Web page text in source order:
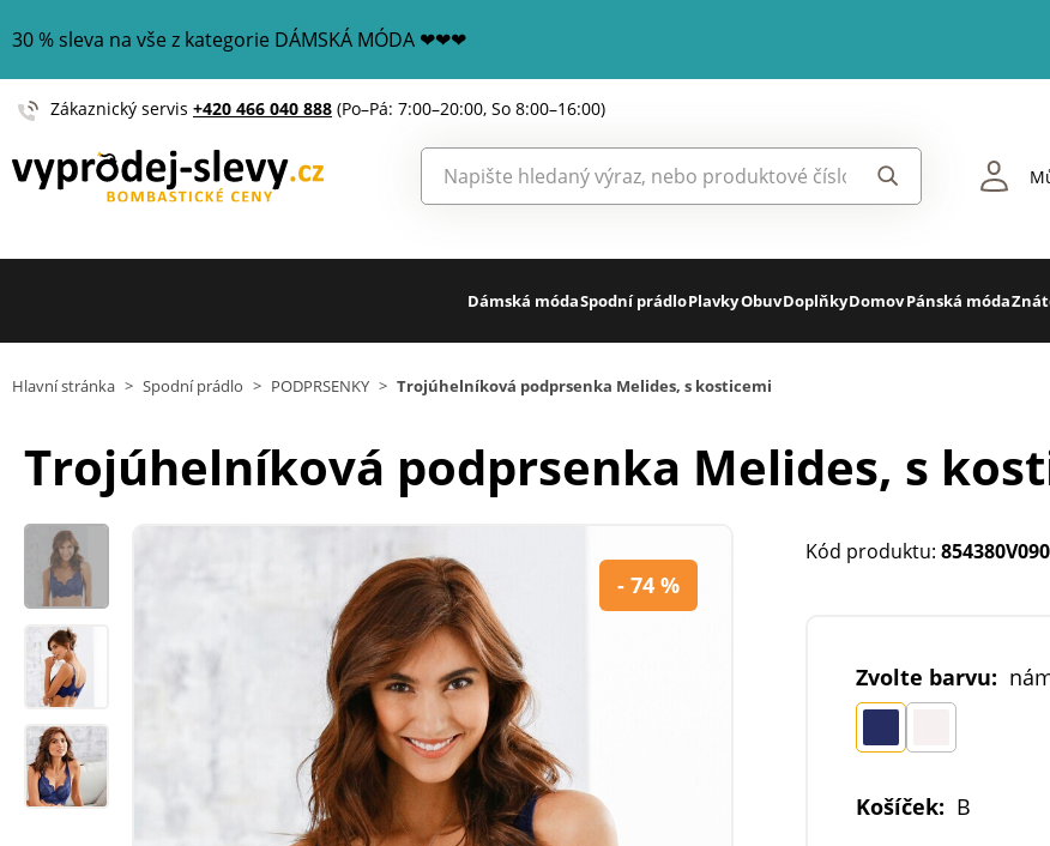
30 % sleva na vše z kategorie DÁMSKÁ MÓDA ❤❤❤
Zákaznický servis +420 466 040 888 (Po–Pá: 7:00–20:00, So 8:00–16:00)
Dámská módaSpodní prádloPlavkyObuvDoplňkyDomovPánská móda
Hlavní stránka > Spodní prádlo > PODPRSENKY > Trojúhelníková podprsenka Melides, s kosticemi
Trojúhelníková podprsenka Melides, s
- 74 %
Kód produktu: 854380V090
Zvolte barvu:
Košíček: B